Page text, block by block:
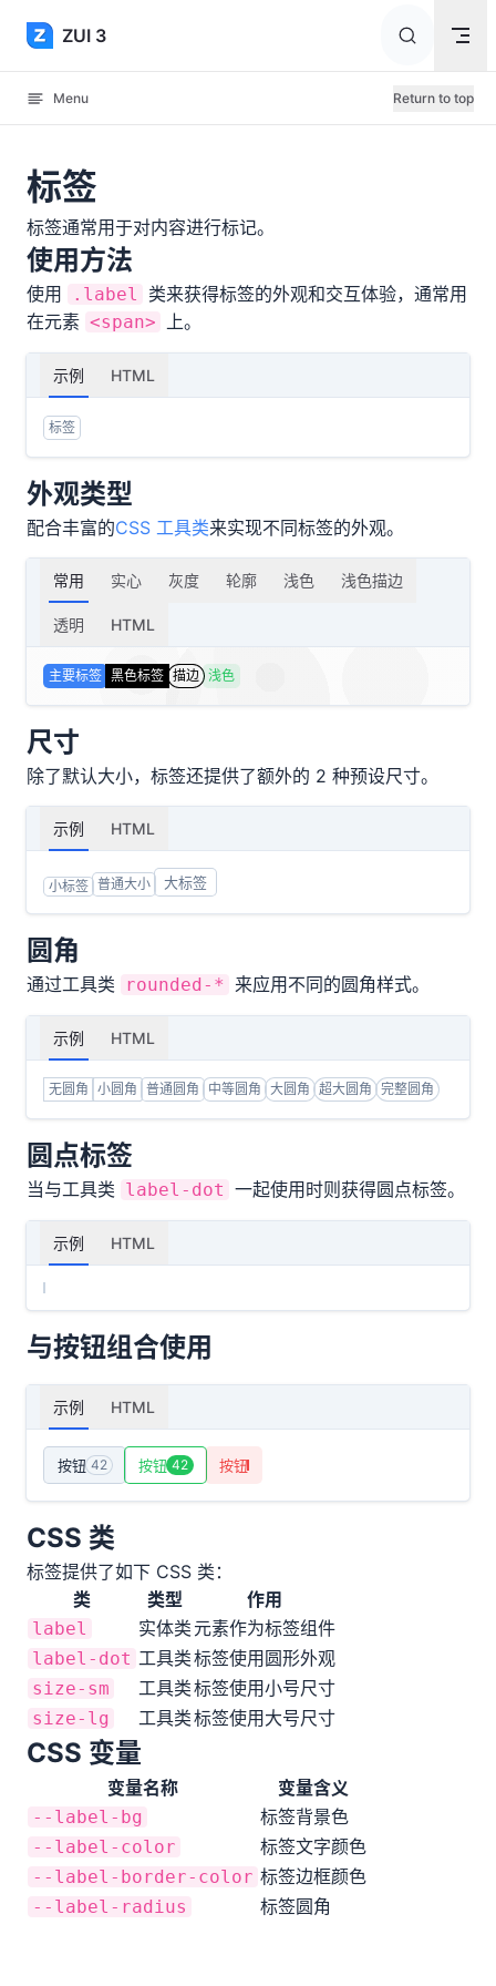
Skip to content
ZUI 3
Menu Return to top
标签
标签通常用于对内容进行标记。
使用方法
使用 .label
类来获得标签的外观和交互体验，通常用
在元素 <span> 上。
示例 HTML
标签
外观类型
配合丰富的CSS 工具类来实现不同标签的外观。
常用 实心 灰度 轮廓 浅色 浅色描边
透明 HTML
主要标签 黑色标签 描边 浅色
尺寸
除了默认大小，标签还提供了额外的 2 种预设尺寸。
示例 HTML
小标签 普通大小 大标签
圆角
通过工具类 rounded-* 来应用不同的圆角样式。
示例 HTML
无圆角 小圆角 普通圆角 中等圆角 大圆角 超大圆角 完整圆角
圆点标签
当与工具类 label-dot 一起使用时则获得圆点标签。
示例 HTML
与按钮组合使用
示例 HTML
按钮 42 按钮 42 按钮
CSS 类
标签提供了如下 CSS 类：
类
类型 作用
label 实体类 元素作为标签组件
label-dot 工具类标签使用圆形外观
size-sm 工具类标签使用小号尺寸
size-lg 工具类标签使用大号尺寸
CSS 变量
变量名称 变量含义
--label-bg 标签背景色
--label-color 标签文字颜色
--label-border-color 标签边框颜色
--label-radius 标签圆角